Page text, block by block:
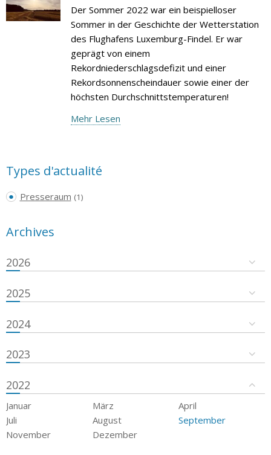
Der Sommer 2022 war ein beispielloser
Sommer in der Geschichte der Wetterstation
des Flughafens Luxemburg-Findel. Er war
geprägt von einem
Rekordniederschlagsdefizit und einer
Rekordsonnenscheindauer sowie einer der
höchsten Durchschnittstemperaturen!
Mehr Lesen
Types d'actualité
Presseraum (1)
Archives
2026
2025
2024
2023
2022
Januar März
April
Juli
August
September
November
Dezember